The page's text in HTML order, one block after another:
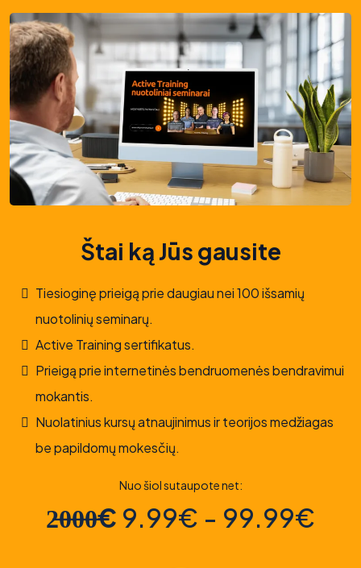
Štai ką Jūs gausite
Tiesioginę prieigą prie daugiau nei 100 išsamių
nuotolinių seminarų.
Active Training sertifikatus.
Prieigą prie internetinės bendruomenės bendravimui
mokantis.
Nuolatinius kursų atnaujinimus ir teorijos medžiagas
be papildomų mokesčių.
Nuo šiol sutaupote net:
2̶0̶0̶0̶€ 9.99€ - 99.99€